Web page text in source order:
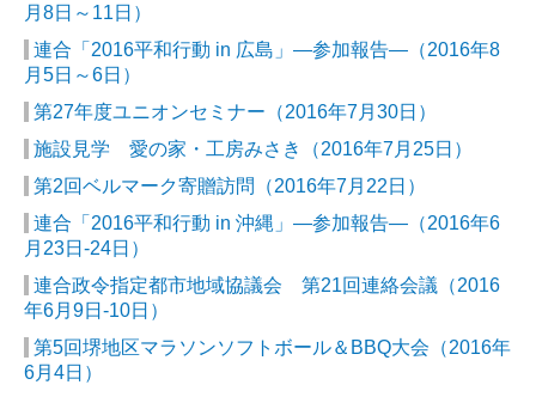
月8日～11日）
連合「2016平和行動 in 広島」―参加報告―（2016年8
月5日～6日）
第27年度ユニオンセミナー（2016年7月30日）
施設見学 愛の家・工房みさき（2016年7月25日）
第2回ベルマーク寄贈訪問（2016年7月22日）
連合「2016平和行動 in 沖縄」―参加報告―（2016年6
月23日-24日）
連合政令指定都市地域協議会 第21回連絡会議（2016
年6月9日-10日）
第5回堺地区マラソンソフトボール＆BBQ大会（2016年
6月4日）